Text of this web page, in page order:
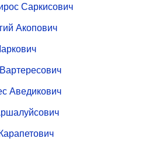
Саркисович
Акопович
Аведикович